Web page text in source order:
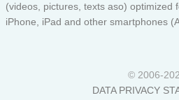
(videos, pictures, texts aso) optimized
iPhone, iPad and other smartphones
© 2006-
DATA PRIVACY